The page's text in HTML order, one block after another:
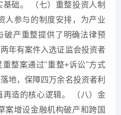
础。 （七）重整投资人制
人参与的制度安排，为产业
破产重整提供了明确法律预
年有案件入选证监会投资者
整案通过"重整+诉讼"方式
地，保障四万余名投资者利
造的核心逻辑。 （八）金
案增设金融机构破产和跨国